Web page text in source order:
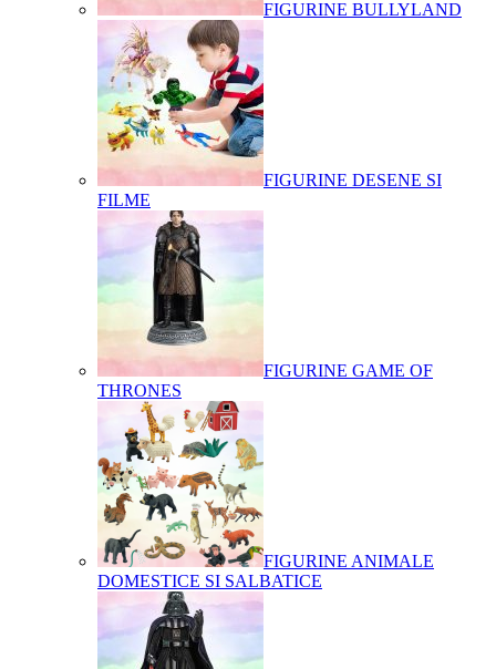
FIGURINE BULLYLAND
FIGURINE DESENE SI
FILME
FIGURINE GAME OF
THRONES
FIGURINE ANIMALE
DOMESTICE SI SALBATICE